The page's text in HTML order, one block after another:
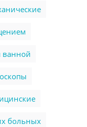
ванной
больных